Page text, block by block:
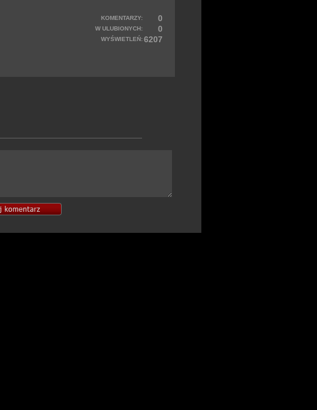
KOMENTARZY: 0
W ULUBIONYCH: 0
WYŚWIETLEŃ:6207